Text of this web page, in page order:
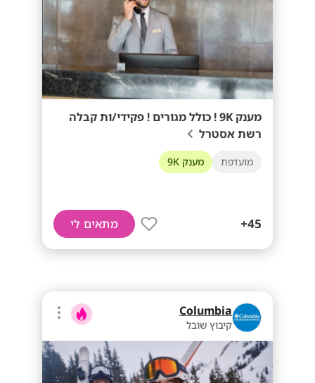
מענק 9K ! כולל מגורים ! פקידי/ות קבלה
רשת אסטרל
מועדפת מענק 9K
45+ מתאים לי
Columbia
קיבוץ שובל